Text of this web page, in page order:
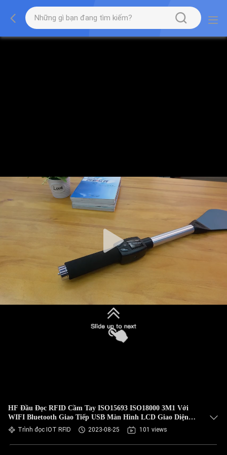
HF Đầu Đọc RFID Cầm Tay ISO15693 ISO18000 3M1 Với
WIFI Bluetooth Giao Tiếp USB Màn Hình LCD Giao Diện
Cho Hàng Tồn Kho
Trình đọc IOT RFID 2023-08-25 101 views